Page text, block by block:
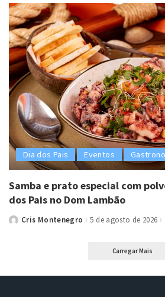
Dia dos Pais Eventos
Samba e prato especial com
dos Pais no Dom Lambão
PostedCris Montenegro 5 de agosto de 2026
Carregar Mais